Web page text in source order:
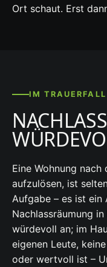
Ort schaut. Erst
IM
Eine Wohnung
aufzulösen, ist
Aufgabe – es ist ein
Nachlassräumung
würdevoll an; im
eigenen Leute,
oder wertvoll ist –